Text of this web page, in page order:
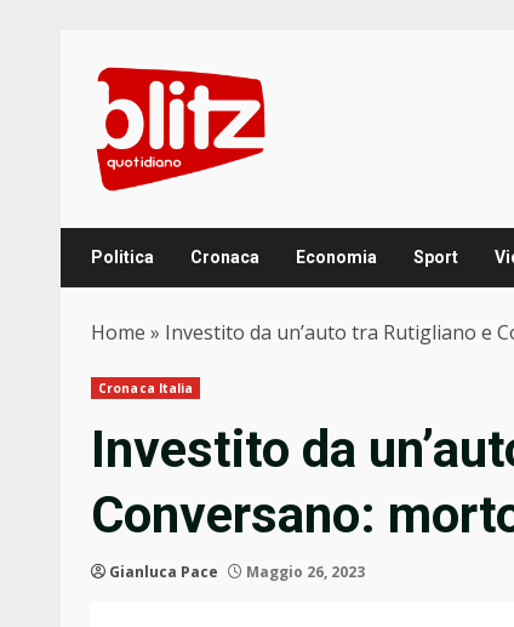
content
Politica Cronaca Economia Sport
Home » Investito da un’auto tra Rutigliano e
Cronaca Italia
Investito da
Conversano:
Gianluca Pace Maggio 26, 2023